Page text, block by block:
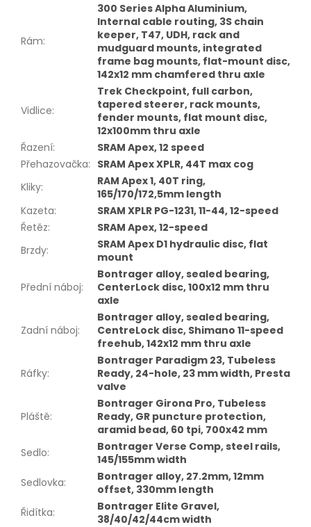
Rám:
300 Series Alpha Aluminium,
Internal cable routing, 3S chain
keeper, T47, UDH, rack and
mudguard mounts, integrated
frame bag mounts, flat-mount disc,
142x12 mm chamfered thru axle
Vidlice:
Trek Checkpoint, full carbon,
tapered steerer, rack mounts,
fender mounts, flat mount disc,
12x100mm thru axle
Řazení:
SRAM Apex, 12 speed
Přehazovačka: SRAM Apex XPLR, 44T max cog
Kliky:
RAM Apex 1, 40T ring,
165/170/172,5mm length
Kazeta:
SRAM XPLR PG-1231, 11-44, 12-speed
Řetěz:
SRAM Apex, 12-speed
Brzdy:
SRAM Apex D1 hydraulic disc, flat
mount
Přední náboj:
Bontrager alloy, sealed bearing,
CenterLock disc, 100x12 mm thru
axle
Zadní náboj:
Bontrager alloy, sealed bearing,
CentreLock disc, Shimano 11-speed
freehub, 142x12 mm thru axle
Ráfky:
Bontrager Paradigm 23, Tubeless
Ready, 24-hole, 23 mm width, Presta
valve
Pláště:
Bontrager Girona Pro, Tubeless
Ready, GR puncture protection,
aramid bead, 60 tpi, 700x42 mm
Sedlo:
Bontrager Verse Comp, steel rails,
145/155mm width
Sedlovka:
Bontrager alloy, 27.2mm, 12mm
offset, 330mm length
Řidítka:
Bontrager Elite Gravel,
38/40/42/44cm width